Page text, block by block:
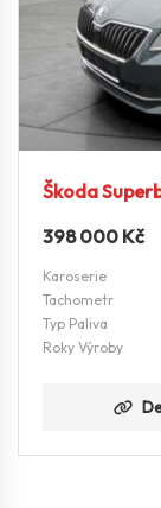
Škoda
398 000 Kč
Karoserie
Tachometr
Typ Paliva
Roky Výroby